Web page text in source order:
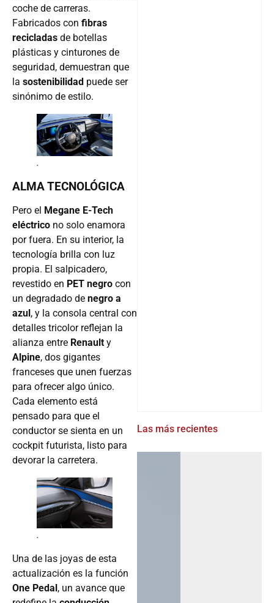
coche de carreras.
Fabricados con fibras
recicladas de botellas
plásticas y cinturones de
seguridad, demuestran que
la sostenibilidad puede ser
sinónimo de estilo.
.
ALMA TECNOLÓGICA
Pero el Megane E-Tech
eléctrico no solo enamora
por fuera. En su interior, la
tecnología brilla con luz
propia. El salpicadero,
revestido en PET negro con
un degradado de negro a
azul , y la consola central con
detalles tricolor reflejan la
alianza entre Renault y
Alpine, dos gigantes
franceses que unen fuerzas
para ofrecer algo único.
Cada elemento está
pensado para que el
conductor se sienta en un
cockpit futurista, listo para
devorar la carretera.
.
Una de las joyas de esta
actualización es la función
One Pedal, un avance que
Las más recientes